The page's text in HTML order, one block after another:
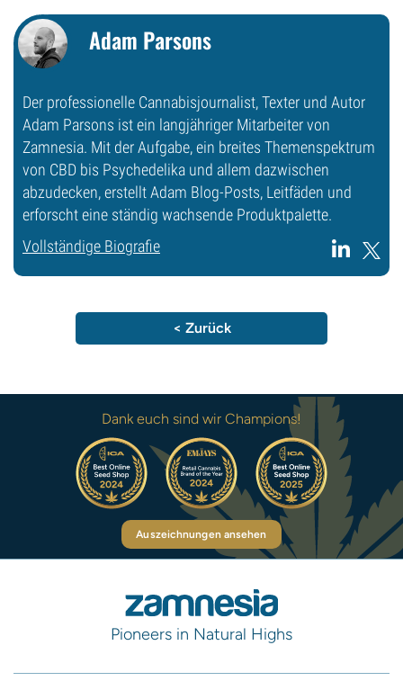
Adam Parsons
Der professionelle Cannabisjournalist, Texter und Autor
Adam Parsons ist ein langjähriger Mitarbeiter von
Zamnesia. Mit der Aufgabe, ein breites Themenspektrum
von CBD bis Psychedelika und allem dazwischen
abzudecken, erstellt Adam Blog-Posts, Leitfäden und
erforscht eine ständig wachsende Produktpalette.
Vollständige Biografie
< Zurück
Dank euch sind wir Champions!
Auszeichnungen ansehen
Pioneers in Natural Highs